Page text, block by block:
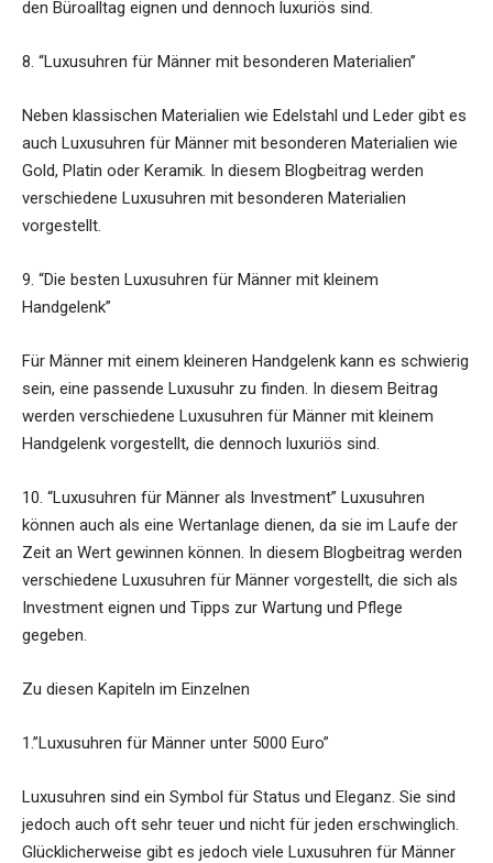
den Büroalltag eignen und dennoch luxuriös sind.
8. “Luxusuhren für Männer mit besonderen Materialien”
Neben klassischen Materialien wie Edelstahl und Leder gibt es
auch Luxusuhren für Männer mit besonderen Materialien wie
Gold, Platin oder Keramik. In diesem Blogbeitrag werden
verschiedene Luxusuhren mit besonderen Materialien
vorgestellt.
9. “Die besten Luxusuhren für Männer mit kleinem
Handgelenk”
Für Männer mit einem kleineren Handgelenk kann es schwierig
sein, eine passende Luxusuhr zu finden. In diesem Beitrag
werden verschiedene Luxusuhren für Männer mit kleinem
Handgelenk vorgestellt, die dennoch luxuriös sind.
10. “Luxusuhren für Männer als Investment” Luxusuhren
können auch als eine Wertanlage dienen, da sie im Laufe der
Zeit an Wert gewinnen können. In diesem Blogbeitrag werden
verschiedene Luxusuhren für Männer vorgestellt, die sich als
Investment eignen und Tipps zur Wartung und Pflege
gegeben.
Zu diesen Kapiteln im Einzelnen
1.”Luxusuhren für Männer unter 5000 Euro”
Luxusuhren sind ein Symbol für Status und Eleganz. Sie sind
jedoch auch oft sehr teuer und nicht für jeden erschwinglich.
Glücklicherweise gibt es jedoch viele Luxusuhren für Männer